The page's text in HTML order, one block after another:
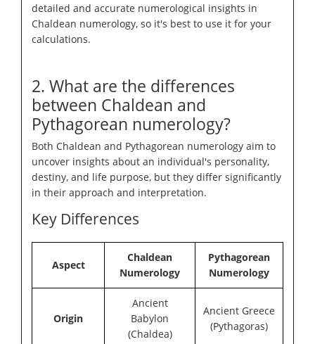
detailed and accurate numerological insights in
Chaldean numerology, so it's best to use it for your
calculations.
2. What are the differences
between Chaldean and
Pythagorean numerology?
Both Chaldean and Pythagorean numerology aim to
uncover insights about an individual's personality,
destiny, and life purpose, but they differ significantly
in their approach and interpretation.
Key Differences
Aspect
Chaldean
Numerology
Pythagorean
Numerology
Origin
Ancient
Babylon
(Chaldea)
Ancient Greece
(Pythagoras)